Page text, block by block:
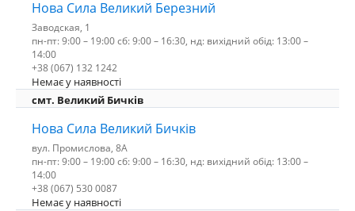
Нова Сила Великий Березний
Заводская, 1
пн-пт: 9:00 – 19:00 сб: 9:00 – 16:30, нд: вихідний обід: 13:00 –
14:00
+38 (067) 132 1242
Немає у наявності
смт. Великий Бичків
Нова Сила Великий Бичків
вул. Промислова, 8А
пн-пт: 9:00 – 19:00 сб: 9:00 – 16:30, нд: вихідний обід: 13:00 –
14:00
+38 (067) 530 0087
Немає у наявності